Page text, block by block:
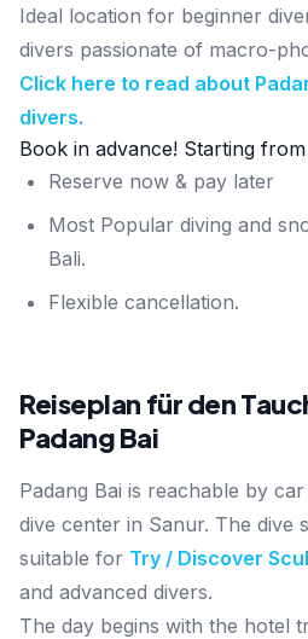
Ideal location for beginner
divers passionate of macro-
Click here to read about
divers.
Book in advance! Starting from
Reserve now & pay later
Most Popular diving and
Bali.
Flexible cancellation.
Reiseplan für den
Padang Bai
Padang Bai is reachable by
dive center in Sanur. The dive
suitable for Try / Discover
and advanced divers.
The day begins with the hotel